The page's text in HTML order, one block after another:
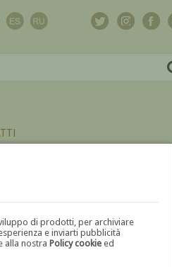
di prodotti, per archiviare
e inviarti pubblicità
alla nostraPolicy cookie ed